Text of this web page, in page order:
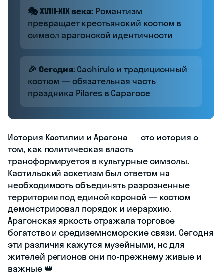
🎭 XVIII-XIX века: Романтизм
превращает крестьянский костюм в
символ арагонской идентичности
🎉 Сегодня:Cachirulo и традиционный
костюм — обязательная часть
праздника Pilares в Сарагосе
История Кастилии и Арагона — это история о
том, как политическая власть
трансформируется в культурные символы.
Кастильский аскетизм был ответом на
необходимость объединять разрозненные
территории под единой короной — костюм
демонстрировал порядок и иерархию.
Арагонская яркость отражала торговое
богатство и средиземноморские связи. Сегодня
эти различия кажутся музейными, но для
жителей регионов они по-прежнему живые и
важные 👑